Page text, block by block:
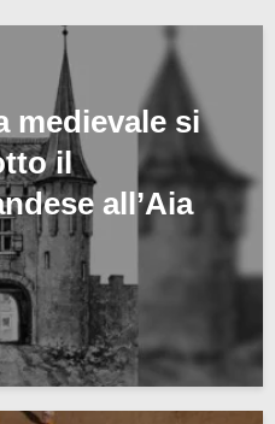
medievale si
il
all’Aia